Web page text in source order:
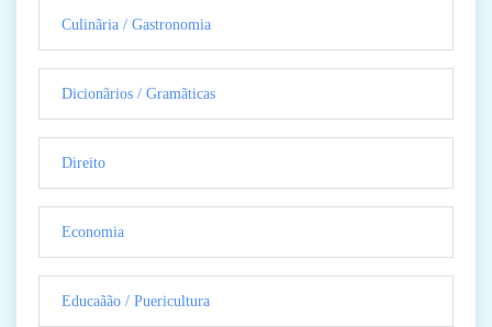
Culinãria / Gastronomia
Dicionãrios / Gramãticas
Direito
Economia
Educaãão / Puericultura